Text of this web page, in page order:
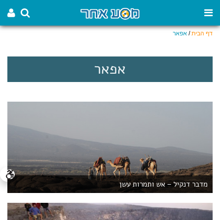
דף הבית/ אפאר
אפאר
מדבר דנקיל – אש ותמרות עשן